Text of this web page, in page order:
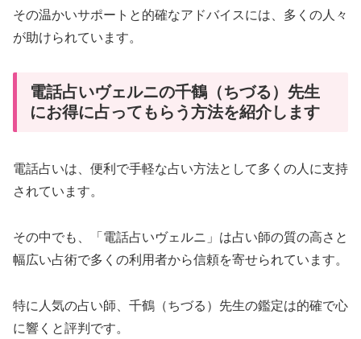
その温かいサポートと的確なアドバイスには、多くの人々
が助けられています。
電話占いヴェルニの千鶴（ちづる）先生
にお得に占ってもらう方法を紹介します
電話占いは、便利で手軽な占い方法として多くの人に支持
されています。
その中でも、「電話占いヴェルニ」は占い師の質の高さと
幅広い占術で多くの利用者から信頼を寄せられています。
特に人気の占い師、千鶴（ちづる）先生の鑑定は的確で心
に響くと評判です。